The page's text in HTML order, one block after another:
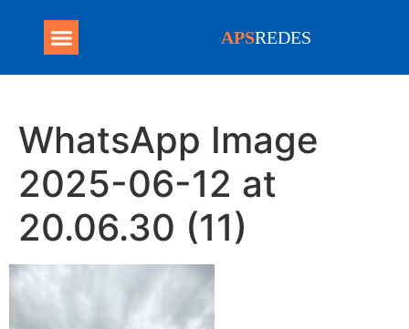
APSREDES
WhatsApp Image
2025-06-12 at
20.06.30 (11)